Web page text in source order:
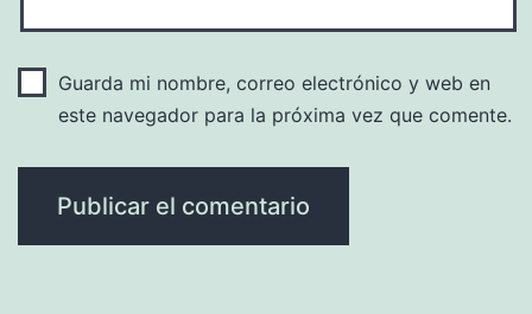
Guarda mi nombre, correo electrónico y web en
este navegador para la próxima vez que comente.